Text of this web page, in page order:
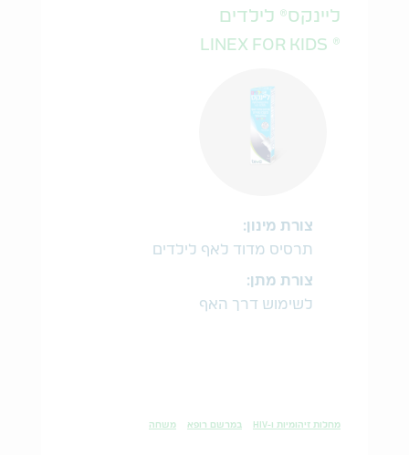
ליינקס® לילדים
® LINEX FOR KIDS
צורת מינון:
תרסיס מדוד לאף לילדים
צורת מתן:
לשימוש דרך האף
מחלות זיהומיות ו-HIV במרשם רופא משחה